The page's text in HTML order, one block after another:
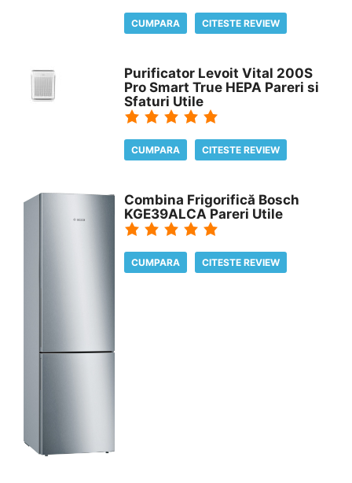
CUMPARA CITESTE REVIEW
Purificator Levoit Vital 200S
Pro Smart True HEPA Pareri si
Sfaturi Utile
CUMPARA CITESTE REVIEW
Combina Frigorifică Bosch
KGE39ALCA Pareri Utile
CUMPARA CITESTE REVIEW